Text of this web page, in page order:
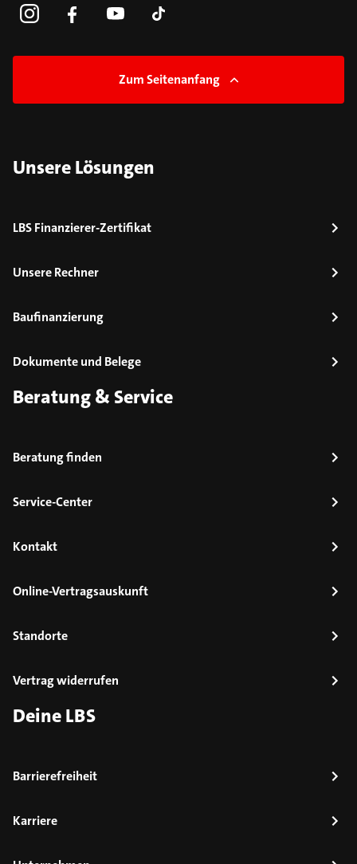
Zum Seitenanfang
Unsere Lösungen
LBS Finanzierer-Zertifikat
Unsere Rechner
Baufinanzierung
Dokumente und Belege
Beratung & Service
Beratung finden
Service-Center
Kontakt
Online-Vertragsauskunft
Standorte
Vertrag widerrufen
Deine LBS
Barrierefreiheit
Karriere